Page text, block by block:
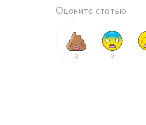
Оцените статью
0 0